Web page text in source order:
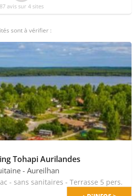
87 avis sur 4 sites
sont à vérifier :
Tohapi Aurilandes
- Aureilhan
- sans sanitaires - Terrasse 5 pers.